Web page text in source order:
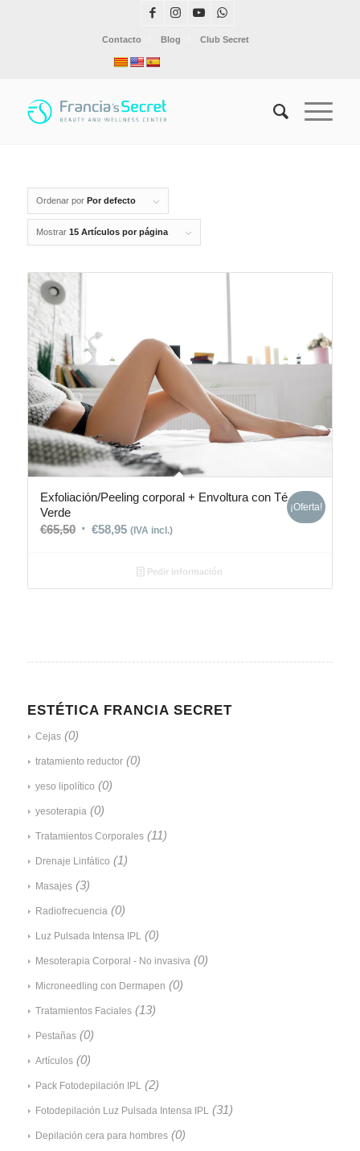
Contacto Blog Club Secret
Ordenar por Por defecto
Mostrar 15 Artículos por página
Exfoliación/Peeling corporal + Envoltura con Té
Verde
€65,50 €58,95 (IVA incl.)
¡Oferta!
Pedir información
ESTÉTICA FRANCIA SECRET
Cejas (0)
tratamiento reductor (0)
yeso lipolítico (0)
yesoterapia (0)
Tratamientos Corporales (11)
Drenaje Linfático (1)
Masajes (3)
Radiofrecuencia (0)
Luz Pulsada Intensa IPL (0)
Mesoterapia Corporal - No invasiva (0)
Microneedling con Dermapen (0)
Tratamientos Faciales (13)
Pestañas (0)
Artículos (0)
Pack Fotodepilación IPL (2)
Fotodepilación Luz Pulsada Intensa IPL (31)
Depilación cera para hombres (0)